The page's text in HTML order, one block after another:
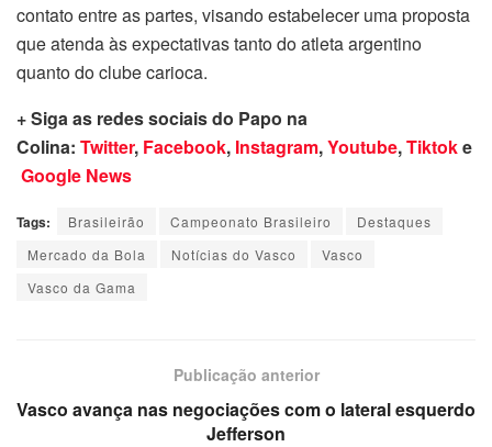
contato entre as partes, visando estabelecer uma proposta
que atenda às expectativas tanto do atleta argentino
quanto do clube carioca.
+ Siga as redes sociais do Papo na
Colina: Twitter, Facebook, Instagram,Youtube,Tiktoke
Google News
Tags: Brasileirão Campeonato Brasileiro
Destaques
Mercado da Bola
Notícias do Vasco
Vasco
Vasco da Gama
Publicação anterior
Vasco avança nas negociações com o lateral esquerdo
Jefferson